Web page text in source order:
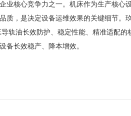
业核心竞争力之一。机床作为生产核心
质，是决定设备运维效果的关键细节。
轨油长效防护、稳定性能、精准适配的
备长效稳产、降本增效。